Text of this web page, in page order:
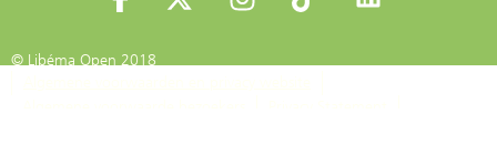
© Libéma Open 2018